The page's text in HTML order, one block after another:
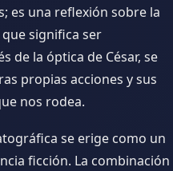
es una reflexión sobre la
significa ser
de la óptica de César, se
propias acciones y sus
nos rodea.
se erige como un
ficción. La combinación